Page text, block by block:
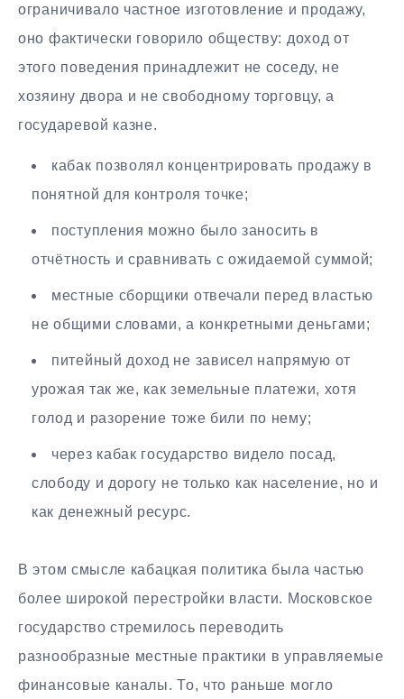
ограничивало частное изготовление и продажу,
оно фактически говорило обществу: доход от
этого поведения принадлежит не соседу, не
хозяину двора и не свободному торговцу, а
государевой казне.
кабак позволял концентрировать продажу в
понятной для контроля точке;
поступления можно было заносить в
отчётность и сравнивать с ожидаемой суммой;
местные сборщики отвечали перед властью
не общими словами, а конкретными деньгами;
питейный доход не зависел напрямую от
урожая так же, как земельные платежи, хотя
голод и разорение тоже били по нему;
через кабак государство видело посад,
слободу и дорогу не только как население, но и
как денежный ресурс.
В этом смысле кабацкая политика была частью
более широкой перестройки власти. Московское
государство стремилось переводить
разнообразные местные практики в управляемые
финансовые каналы. То, что раньше могло